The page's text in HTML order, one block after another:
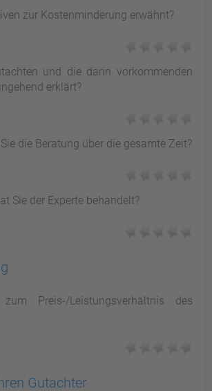
zur Kostenminderung erwähnt?
und die darin vorkommenden
erklärt?
die Beratung über die gesamte Zeit?
Sie der Experte behandelt?
Preis-/Leistungsverhältnis des
Gutachter